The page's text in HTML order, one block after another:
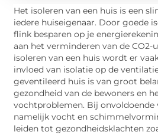
Het isoleren van een huis is een
iedere huiseigenaar. Door goede
flink besparen op je
aan het verminderen van de
isoleren van een huis wordt er
invloed van isolatie op de
geventileerd huis is van groot
gezondheid van de bewoners en
vochtproblemen. Bij onvoldoende
namelijk vocht en
leiden tot gezondheidsklachten